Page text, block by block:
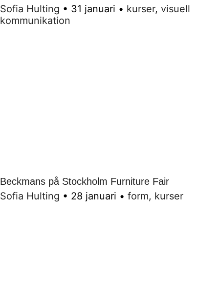
Sofia Hulting • 31 januari • kurser, visuell
kommunikation
Beckmans på Stockholm Furniture Fair
Sofia Hulting • 28 januari • form, kurser